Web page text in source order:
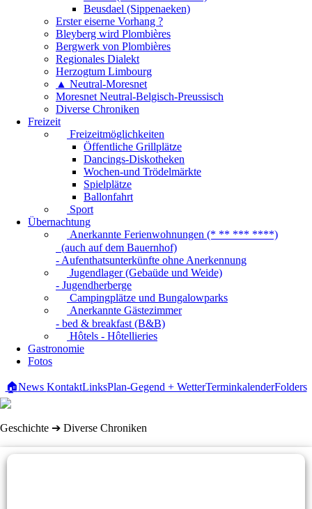
Beusdael (Sippenaeken)
Erster eiserne Vorhang ?
Bleyberg wird Plombières
Bergwerk von Plombières
Regionales Dialekt
Herzogtum Limbourg
▲ Neutral-Moresnet
Moresnet Neutral-Belgisch-Preussisch
Diverse Chroniken
Freizeit
Freizeitmöglichkeiten
Öffentliche Grillplätze
Dancings-Diskotheken
Wochen-und Trödelmärkte
Spielplätze
Ballonfahrt
Sport
Übernachtung
Anerkannte Ferienwohnungen (* ** *** ****)
(auch auf dem Bauernhof)
- Aufenthatsunterkünfte ohne Anerkennung
Jugendlager (Gebaüde und Weide)
- Jugendherberge
Campingplätze und Bungalowparks
Anerkannte Gästezimmer
- bed & breakfast (B&B)
Hôtels - Hôtellieries
Gastronomie
Fotos
🏠News KontaktLinksPlan-Gegend + WetterTerminkalenderFolders
Geschichte ➔ Diverse Chroniken